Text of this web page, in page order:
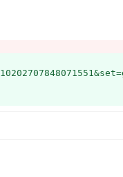
permalink/
permalink/